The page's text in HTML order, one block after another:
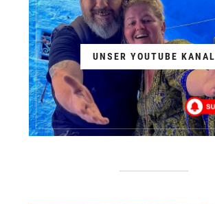
UNSER YOUTUBE KANAL